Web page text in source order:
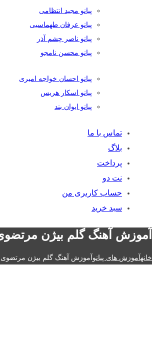
پیانو مجید انتظامی
پیانو عرفان طهماسبی
پیانو ناصر چشم آذر
پیانو محسن نامجو
پیانو احسان خواجه امیری
پیانو اسکار هریس
پیانو ایوان بند
تماس با ما
بلاگ
پرداخت
نت دو
حساب کاربری من
سبد خرید
آموزش آهنگ گلم بیژن مرتضوی
خانهآموزش های پیانوآموزش آهنگ گلم بیژن مرتضوی